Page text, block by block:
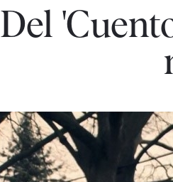
Del